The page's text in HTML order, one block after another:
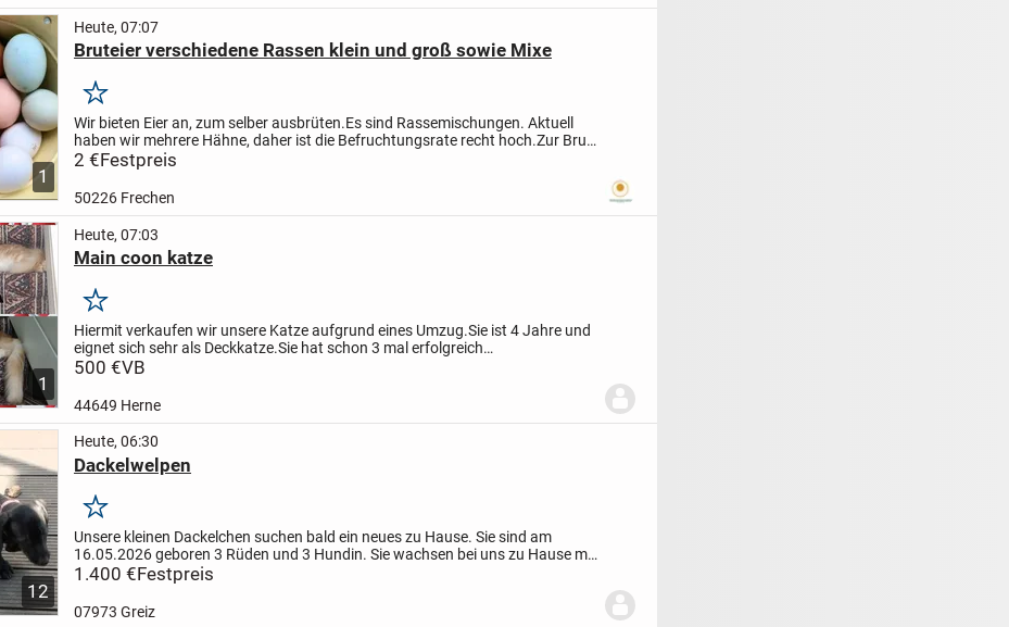
1
Heute, 07:07
Bruteier verschiedene Rassen klein und groß sowie Mixe
Merken
Wir bieten Eier an, zum selber ausbrüten.Es sind Rassemischungen. Aktuell
haben wir mehrere Hähne, daher ist die Befruchtungsrate recht hoch.Zur Brut
werden möglichst saubere und frische Eier...
2 €Festpreis
50226 Frechen
1
Heute, 07:03
Main coon katze
Merken
Hiermit verkaufen wir unsere Katze aufgrund eines Umzug.Sie ist 4 Jahre und
eignet sich sehr als Deckkatze.Sie hat schon 3 mal erfolgreich
geworfen.Regelmäßige Tierarztbesuchen haben stattgefunden...
500 €VB
44649 Herne
12
Heute, 06:30
Dackelwelpen
Merken
Unsere kleinen Dackelchen suchen bald ein neues zu Hause. Sie sind am
16.05.2026 geboren 3 Rüden und 3 Hundin. Sie wachsen bei uns zu Hause mit
Familien Anhang auf. An Kinder und Besuch sind sie...
1.400 €Festpreis
07973 Greiz